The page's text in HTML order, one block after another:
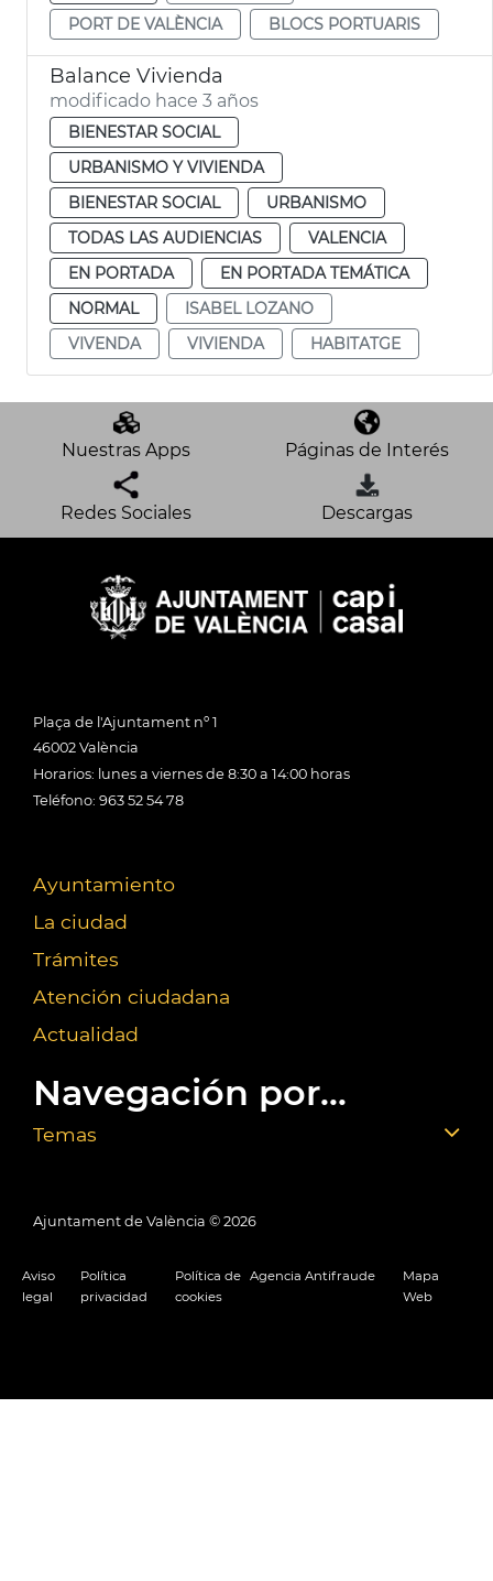
PORT DE VALÈNCIA
BLOCS PORTUARIS
Balance Vivienda
modificado hace 3 años
BIENESTAR SOCIAL
URBANISMO Y VIVIENDA
BIENESTAR SOCIAL
URBANISMO
TODAS LAS AUDIENCIAS
VALENCIA
EN PORTADA
EN PORTADA TEMÁTICA
NORMAL
ISABEL LOZANO
VIVENDA
VIVIENDA HABITATGE
Nuestras Apps Páginas de Interés
Redes Sociales Descargas
Plaça de l'Ajuntament nº 1
46002 València
Horarios: lunes a viernes de 8:30 a 14:00 horas
Teléfono: 963 52 54 78
Ayuntamiento
La ciudad
Trámites
Atención ciudadana
Actualidad
Navegación por...
Temas
Ajuntament de València © 2026
Aviso
legal
Política
privacidad
Política de
cookies
Agencia Antifraude
Mapa
Web